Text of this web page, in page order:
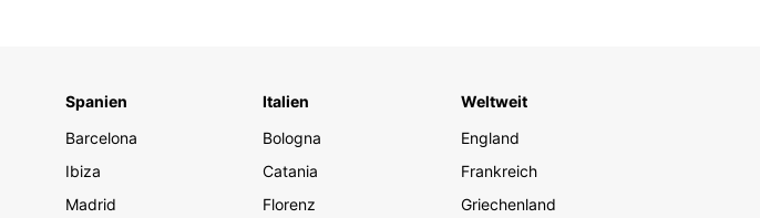
Spanien
Barcelona
Ibiza
Madrid
Italien
Bologna
Catania
Florenz
Weltweit
England
Frankreich
Griechenland